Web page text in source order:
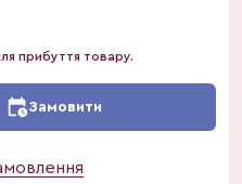
прибуття товару.
Замовити